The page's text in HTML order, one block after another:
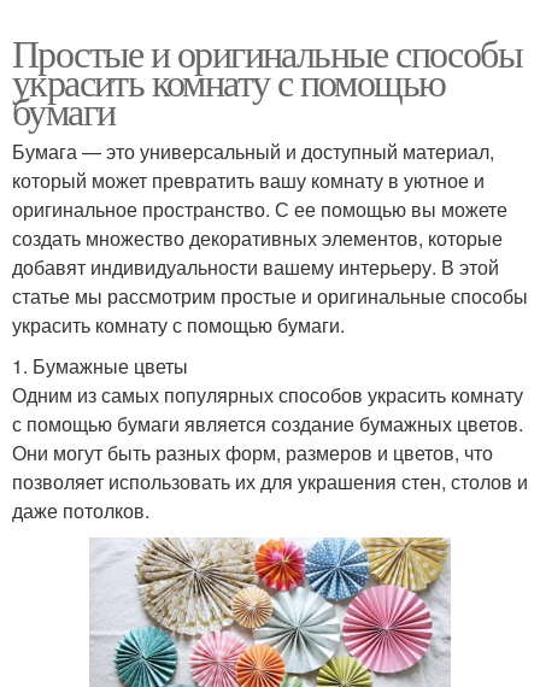
Простые и оригинальные способы
украсить комнату с помощью
бумаги
Бумага — это универсальный и доступный материал,
который может превратить вашу комнату в уютное и
оригинальное пространство. С ее помощью вы можете
создать множество декоративных элементов, которые
добавят индивидуальности вашему интерьеру. В этой
статье мы рассмотрим простые и оригинальные способы
украсить комнату с помощью бумаги.
1. Бумажные цветы
Одним из самых популярных способов украсить комнату
с помощью бумаги является создание бумажных цветов.
Они могут быть разных форм, размеров и цветов, что
позволяет использовать их для украшения стен, столов и
даже потолков.